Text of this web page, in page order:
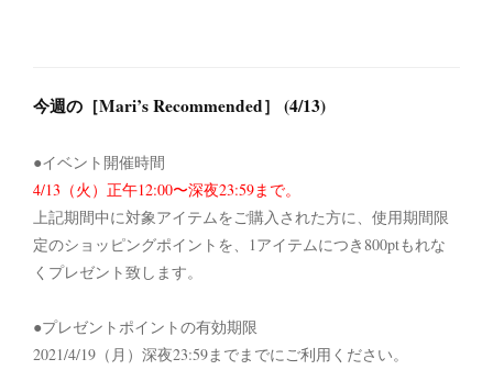
今週の［Mari’s Recommended］ (4/13)
●イベント開催時間
4/13（火）正午12:00〜深夜23:59まで。
上記期間中に対象アイテムをご購入された方に、使用期間限
定のショッピングポイントを、1アイテムにつき800ptもれな
くプレゼント致します。
●プレゼントポイントの有効期限
2021/4/19（月）深夜23:59までまでにご利用ください。